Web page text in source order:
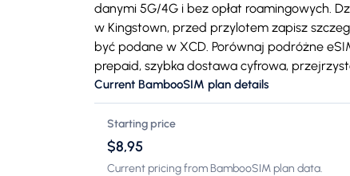
danymi 5G/4G i bez opłat roamingowych.
w Kingstown, przed przylotem zapisz
być podane w XCD. Porównaj podróżne
prepaid, szybka dostawa cyfrowa,
Current BambooSIM plan details
Starting price
$8,95
Current pricing from BambooSIM plan data.